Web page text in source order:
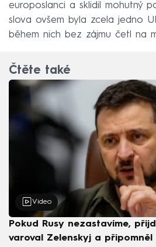
europoslanci a sklidil mohutný
slova ovšem byla zcela jedno
během nich bez zájmu četl na
Čtěte také
Video
Pokud Rusy nezastavíme,
varoval Zelenskyj a připomněl